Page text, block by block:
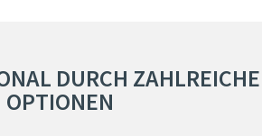
DURCH ZAHLREICHE
OPTIONEN